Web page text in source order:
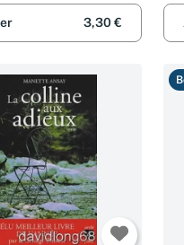
3,30 €